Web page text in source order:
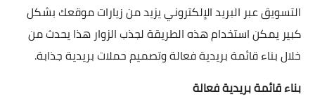
التسويق عبر البريد الإلكتروني يزيد من زيارات موقعك بشكل
كبير يمكن استخدام هذه الطريقة لجذب الزوار هذا يحدث من
خلال بناء قائمة بريدية فعالة وتصميم حملات بريدية جذابة.
بناء قائمة بريدية فعالة